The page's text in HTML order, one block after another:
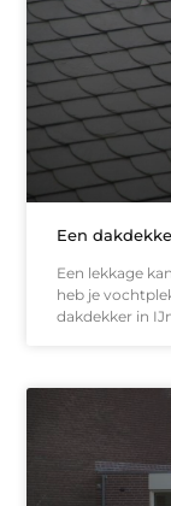
Een
Een lekkage
heb je
dakdekker in